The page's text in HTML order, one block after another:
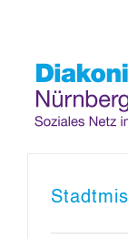
content